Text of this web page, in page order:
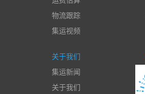
物流跟踪
集运视频
关于我们
集运新闻
关于我们